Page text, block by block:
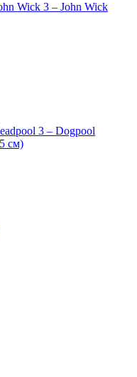
Wick 3 – John Wick
3 – Dogpool
см)